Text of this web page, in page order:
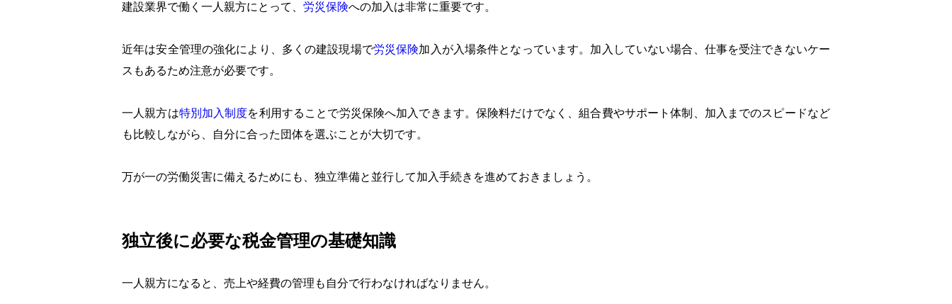
建設業界で働く一人親方にとって、 労災保険への加入は非常に重要です。
近年は安全管理の強化により、多くの建設現場で労災保険加入が入場条件となっています。加入していない場合、仕事を受注できないケー
スもあるため注意が必要です。
一人親方は特別加入制度を利用することで労災保険へ加入できます。保険料だけでなく、組合費やサポート体制、加入までのスピードなど
も比較しながら、自分に合った団体を選ぶことが大切です。
万が一の労働災害に備えるためにも、独立準備と並行して加入手続きを進めておきましょう。
独立後に必要な税金管理の基礎知識
一人親方になると、売上や経費の管理も自分で行わなければなりません。